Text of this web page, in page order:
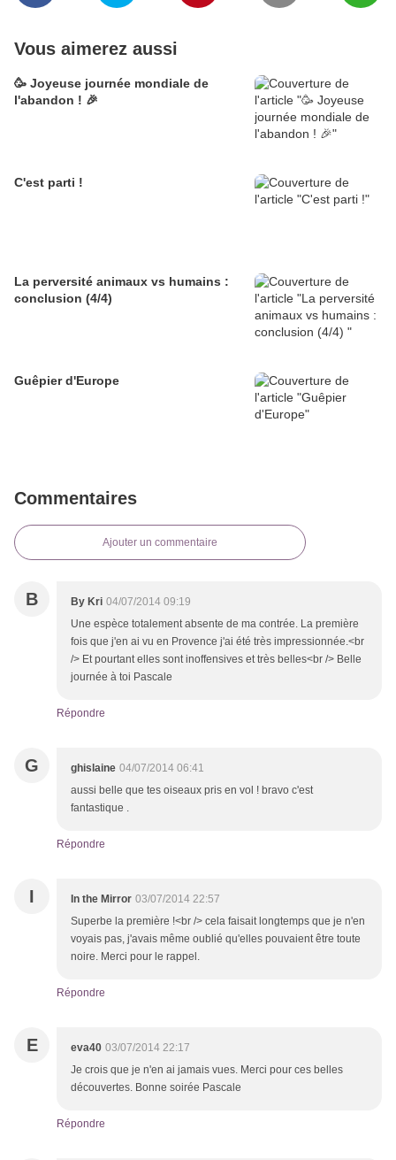
Vous aimerez aussi
🥳 Joyeuse journée mondiale de
l'abandon ! 🎉
C'est parti !
La perversité animaux vs humains :
conclusion (4/4)
Guêpier d'Europe
Commentaires
Ajouter un commentaire
B By Kri 04/07/2014 09:19
Une espèce totalement absente de ma contrée. La première
fois que j'en ai vu en Provence j'ai été très impressionnée.<br
/> Et pourtant elles sont inoffensives et très belles<br /> Belle
journée à toi Pascale
Répondre
G ghislaine 04/07/2014 06:41
aussi belle que tes oiseaux pris en vol ! bravo c'est
fantastique .
Répondre
I In the Mirror 03/07/2014 22:57
Superbe la première !<br /> cela faisait longtemps que je n'en
voyais pas, j'avais même oublié qu'elles pouvaient être toute
noire. Merci pour le rappel.
Répondre
E eva40 03/07/2014 22:17
Je crois que je n'en ai jamais vues. Merci pour ces belles
découvertes. Bonne soirée Pascale
Répondre